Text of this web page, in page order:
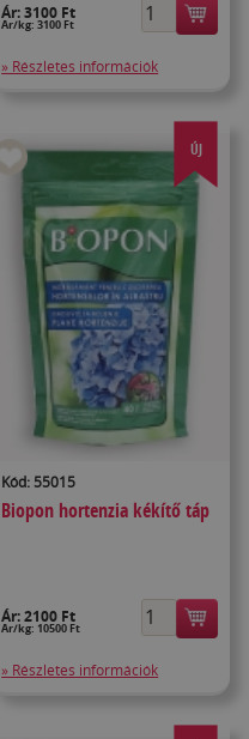
Ár:3100 Ft
Ár/kg: 3100 Ft
» Részletes információk
ÚJ
Kód: 55015
Biopon hortenzia kékítő táp
Ár:2100 Ft
Ár/kg: 10500 Ft
» Részletes információk